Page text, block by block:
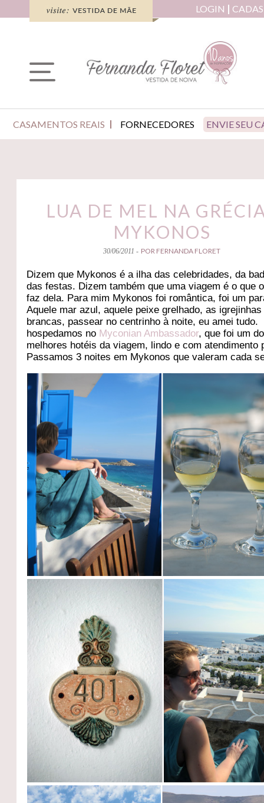
LOGIN
CASAMENTOS REAIS FORNECEDORES ENVIE SEU
LUA DE MEL NA
MYKONOS
30/06/2011 - POR FERNANDA FLORET
Dizem que Mykonos é a ilha das celebridades, da
das festas. Dizem também que uma viagem é o que
faz dela. Para mim Mykonos foi romântica, foi um
Aquele mar azul, aquele peixe grelhado, as igrejinhas
brancas, passear no centrinho à noite, eu amei tudo.
hospedamos no Myconian Ambassador, que foi um
melhores hotéis da viagem, lindo e com atendimento
Passamos 3 noites em Mykonos que valeram cada